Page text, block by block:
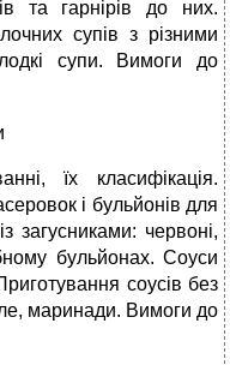
та гарнірів до них.
супів з різними
супи. Вимоги до
їх класифікація.
і бульйонів для
загусниками: червоні,
бульйонах. Соуси
соусів без
маринади. Вимоги до